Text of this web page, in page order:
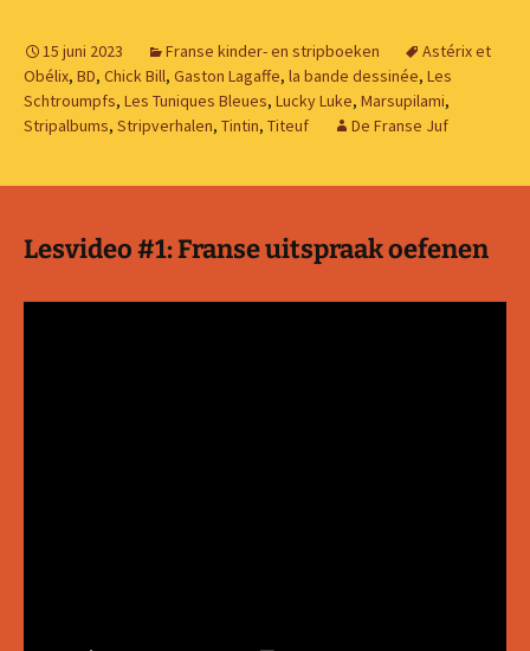
15 juni 2023 Franse kinder- en stripboeken
Astérix et
Obélix, BD, Chick Bill, Gaston Lagaffe, la bande dessinée, Les
Schtroumpfs, Les Tuniques Bleues, Lucky Luke, Marsupilami,
Stripalbums, Stripverhalen, Tintin, Titeuf De Franse Juf
Lesvideo #1: Franse uitspraak oefenen